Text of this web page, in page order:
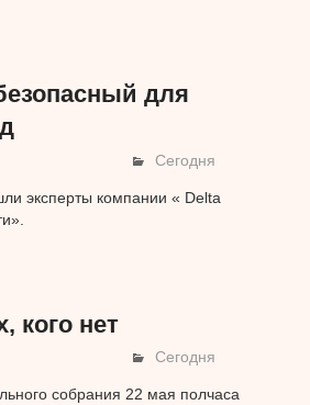
для
Сегодня
эксперты компании « Delta
кого нет
Сегодня
собрания 22 мая полчаса